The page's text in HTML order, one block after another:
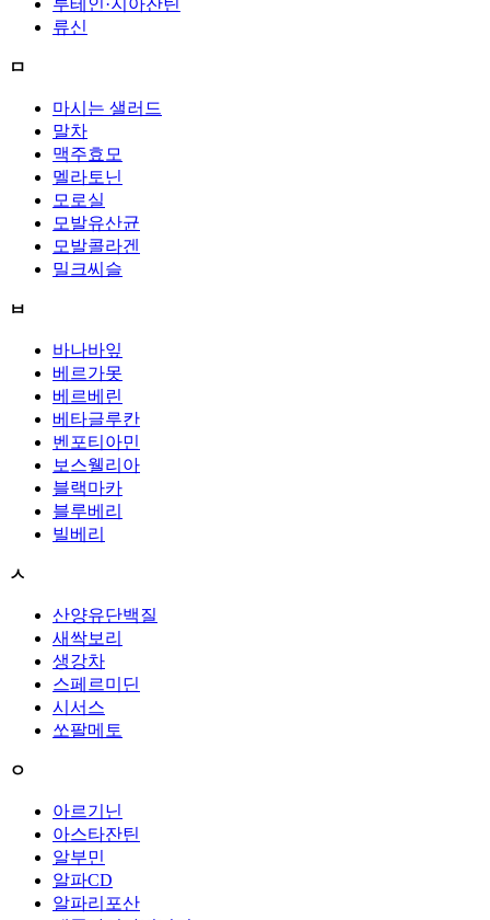
류신
ㅁ
마시는 샐러드
말차
맥주효모
멜라토닌
모로실
모발유산균
모발콜라겐
밀크씨슬
ㅂ
바나바잎
베르가못
베르베린
베타글루칸
벤포티아민
보스웰리아
블랙마카
블루베리
빌베리
ㅅ
산양유단백질
새싹보리
생강차
스페르미딘
시서스
쏘팔메토
ㅇ
아르기닌
아스타잔틴
알부민
알파CD
알파리포산